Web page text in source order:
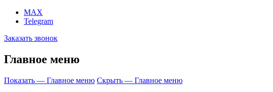
MAX
Telegram
Заказать звонок
Главное меню
Показать — Главное меню Скрыть — Главное меню